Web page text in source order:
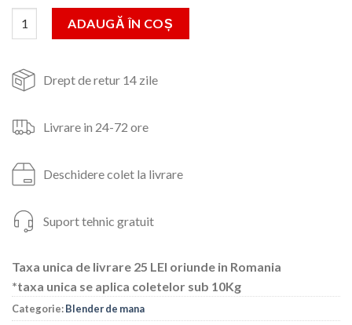
fost:
850lei.
426lei.
Cantitate Blender Hausberg HB7764, doua viteze,1.8 L, 1200 W
ADAUGĂ ÎN COȘ
Drept de retur 14 zile
Livrare in 24-72 ore
Deschidere colet la livrare
Suport tehnic gratuit
Taxa unica de livrare 25 LEI oriunde in Romania
*taxa unica se aplica coletelor sub 10Kg
Categorie:Blender de mana